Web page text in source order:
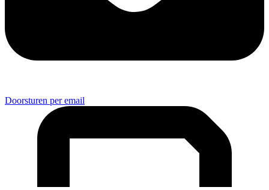
Doorsturen per email